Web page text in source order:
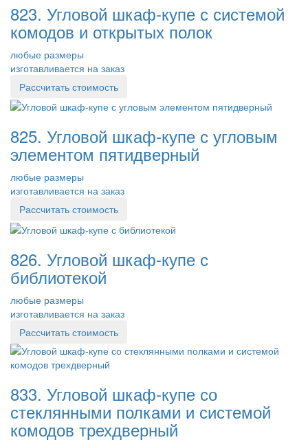
823. Угловой шкаф-купе с системой
комодов и открытых полок
любые размеры
изготавливается на заказ
Рассчитать стоимость
825. Угловой шкаф-купе с угловым
элементом пятидверный
любые размеры
изготавливается на заказ
Рассчитать стоимость
826. Угловой шкаф-купе с
библиотекой
любые размеры
изготавливается на заказ
Рассчитать стоимость
833. Угловой шкаф-купе со
стеклянными полками и системой
комодов трехдверный